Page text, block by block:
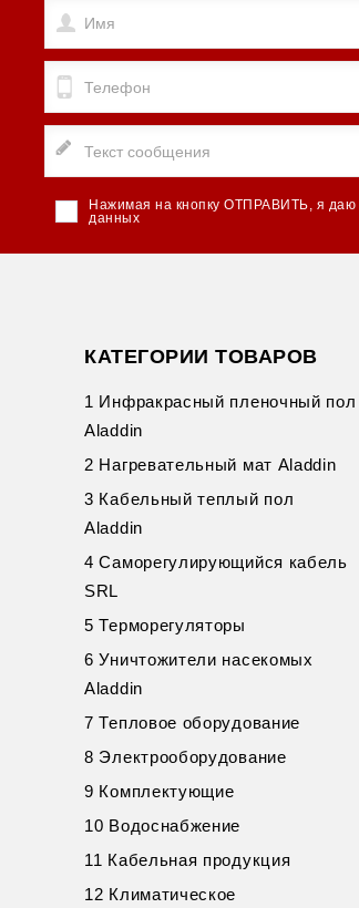
Нажимая на кнопку ОТПРАВИТЬ, я даю
данных
КАТЕГОРИИ ТОВАРОВ
1 Инфракрасный пленочный пол
Aladdin
2 Нагревательный мат Aladdin
3 Кабельный теплый пол
Aladdin
4 Саморегулирующийся кабель
SRL
5 Терморегуляторы
6 Уничтожители насекомых
Aladdin
7 Тепловое оборудование
8 Электрооборудование
9 Комплектующие
10 Водоснабжение
11 Кабельная продукция
12 Климатическое